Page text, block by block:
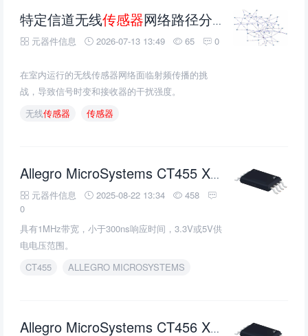
特定信道无线传感器网络路径分析
元器件信息 2026-07-13 13:49 65 0
在室内运行的无线传感器网络面临射频传播的挑
战，导致信号时变和接收器的干扰强度。
无线传感器 传感器
Allegro MicroSystems CT455 XtremeSense TMR非接触式电流
元器件信息
2025-08-22 13:34
458
0
具有1MHz带宽，小于300ns响应时间，3.3V或5V供
电电压范围。
CT455
ALLEGRO MICROSYSTEMS
Allegro MicroSystems CT456 XtremeSense TMR非接触式电流